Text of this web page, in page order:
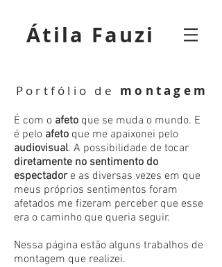
Átila Fauzi
Portfólio de montagem
É com o afeto que se muda o mundo. E
é pelo afeto que me apaixonei pelo
audiovisual. A possibilidade de tocar
diretamente no sentimento do
espectadore as diversas vezes em que
meus próprios sentimentos foram
afetados me fizeram perceber que esse
era o caminho que queria seguir.
Nessa página estão alguns trabalhos de
montagem que realizei.